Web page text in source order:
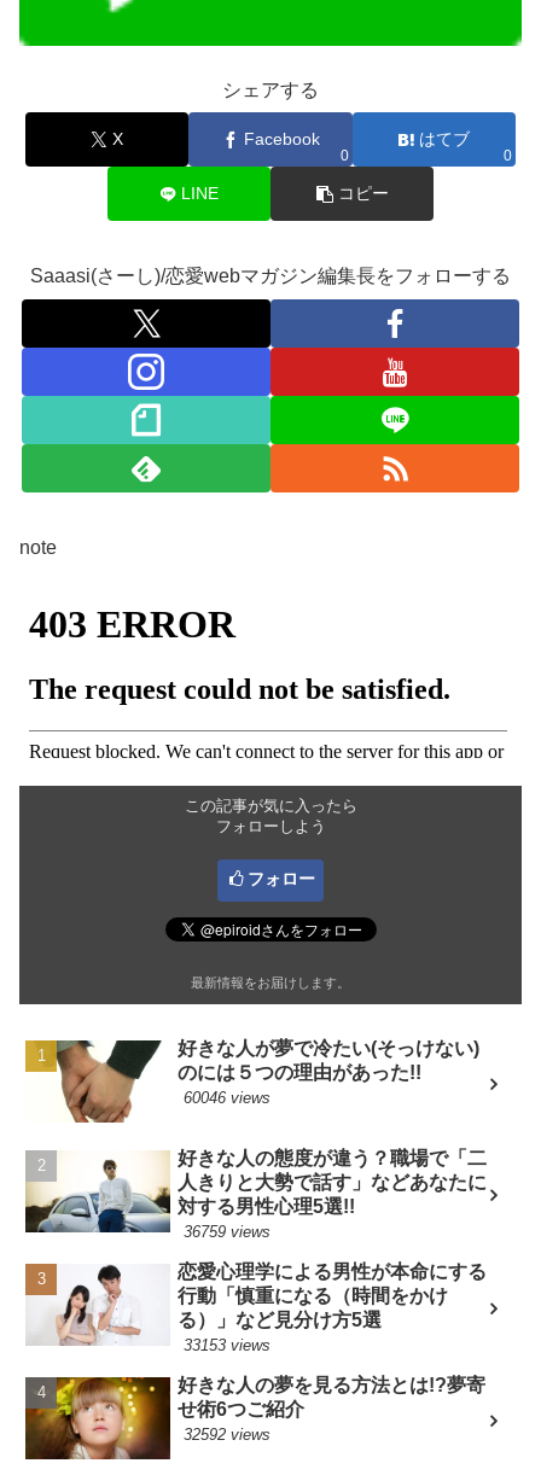
シェアする
X Facebook
0
はてブ
0
LINE コピー
Saaasi(さーし)/恋愛webマガジン編集長をフォローする
note
この記事が気に入ったら
フォローしよう
フォロー
最新情報をお届けします。
好きな人が夢で冷たい(そっけない)
のには５つの理由があった!!
60046 views
好きな人の態度が違う？職場で「二
人きりと大勢で話す」などあなたに
対する男性心理5選!!
36759 views
恋愛心理学による男性が本命にする
行動「慎重になる（時間をかけ
る）」など見分け方5選
33153 views
好きな人の夢を見る方法とは!?夢寄
せ術6つご紹介
32592 views